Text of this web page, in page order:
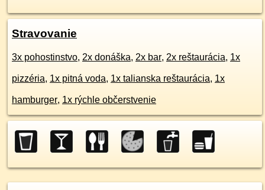
Stravovanie
3x pohostinstvo, 2x donáška, 2x bar, 2x reštaurácia, 1x
pizzéria, 1x pitná voda, 1x talianska reštaurácia, 1x
hamburger, 1x rýchle občerstvenie